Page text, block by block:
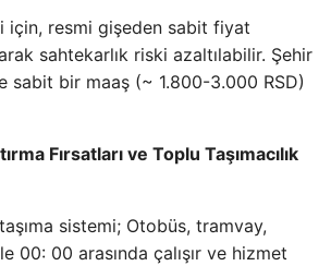
için, resmi gişeden sabit fiyat
sahtekarlık riski azaltılabilir. Şehir
sabit bir maaş (~ 1.800-3.000 RSD)
Fırsatları ve Toplu Taşımacılık
sistemi; Otobüs, tramvay,
00: 00 arasında çalışır ve hizmet